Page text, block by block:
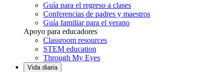
Guía para el regreso a clases
Conferencias de padres y maestros
Guía familiar para el verano
Apoyo para educadores
Classroom resources
STEM education
Through My Eyes
Vida diaria